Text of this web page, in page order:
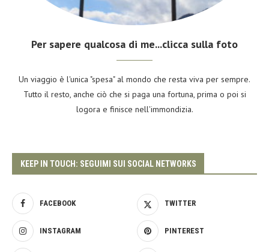
Per sapere qualcosa di me...clicca sulla foto
Un viaggio è l'unica "spesa" al mondo che resta viva per sempre.
Tutto il resto, anche ciò che si paga una fortuna, prima o poi si
logora e finisce nell'immondizia.
KEEP IN TOUCH: SEGUIMI SUI SOCIAL NETWORKS
FACEBOOK TWITTER
INSTAGRAM PINTEREST